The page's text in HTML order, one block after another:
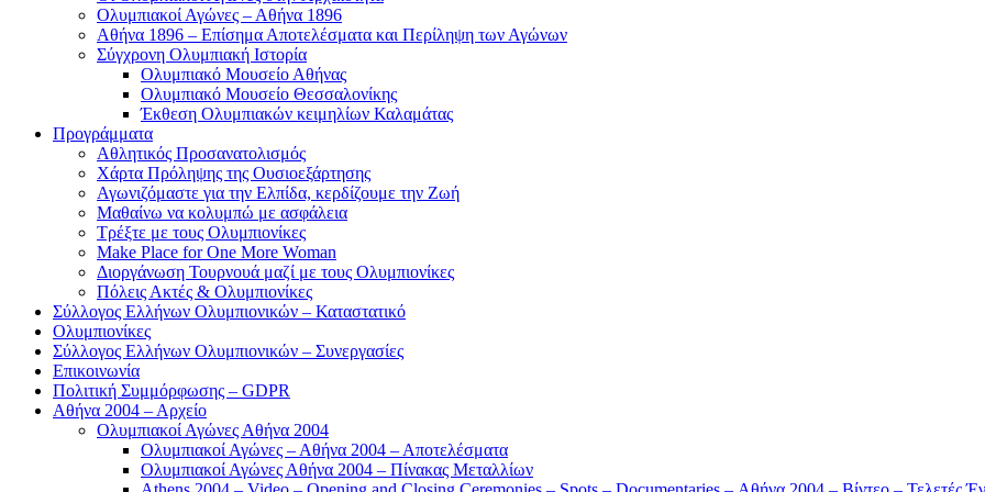
Ολυμπιακοί Αγώνες – Αθήνα 1896
Αθήνα 1896 – Επίσημα Αποτελέσματα και Περίληψη των Αγώνων
Σύγχρονη Ολυμπιακή Ιστορία
Ολυμπιακό Μουσείο Αθήνας
Ολυμπιακό Μουσείο Θεσσαλονίκης
Έκθεση Ολυμπιακών κειμηλίων Καλαμάτας
Προγράμματα
Αθλητικός Προσανατολισμός
Χάρτα Πρόληψης της Ουσιοεξάρτησης
Αγωνιζόμαστε για την Ελπίδα, κερδίζουμε την Ζωή
Μαθαίνω να κολυμπώ με ασφάλεια
Τρέξτε με τους Ολυμπιονίκες
Make Place for One More Woman
Διοργάνωση Τουρνουά μαζί με τους Ολυμπιονίκες
Πόλεις Ακτές & Ολυμπιονίκες
Σύλλογος Ελλήνων Ολυμπιονικών – Καταστατικό
Ολυμπιονίκες
Σύλλογος Ελλήνων Ολυμπιονικών – Συνεργασίες
Επικοινωνία
Πολιτική Συμμόρφωσης – GDPR
Αθήνα 2004 – Αρχείο
Ολυμπιακοί Αγώνες Αθήνα 2004
Ολυμπιακοί Αγώνες – Αθήνα 2004 – Αποτελέσματα
Ολυμπιακοί Αγώνες Αθήνα 2004 – Πίνακας Μεταλλίων